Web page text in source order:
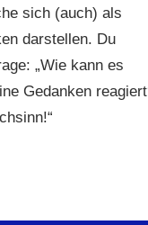
sich (auch) als
darstellen. Du
„Wie kann es
Gedanken